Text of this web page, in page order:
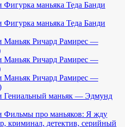
Фигурка маньяка Теда Банди
Фигурка маньяка Теда Банди
Маньяк Ричард Рамирес —
Маньяк Ричард Рамирес —
Маньяк Ричард Рамирес —
Гениальный маньяк — Эдмунд
Фильмы про маньяков: Я жду
криминал, детектив, серийный